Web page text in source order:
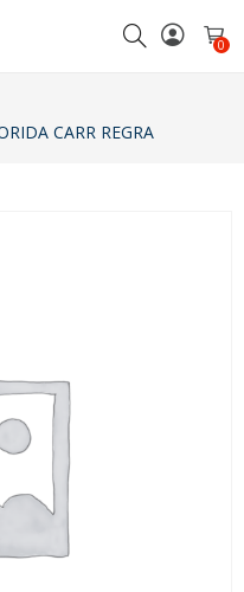
0
CARR REGRA